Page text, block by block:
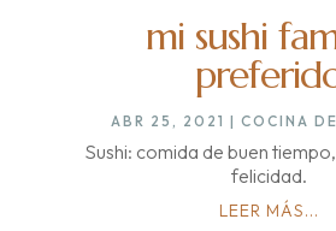
mi sushi
ABR 25, 2021 |COCINA
Sushi: comida de buen
felicidad.
LEER MÁS...